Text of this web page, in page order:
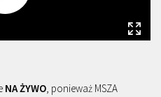
NA ŻYWO , ponieważ MSZA